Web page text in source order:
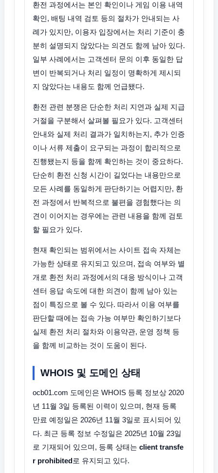
환전 과정에서는 본인 확인이나 게임 이용 내역
확인, 배팅 내역 검토 등의 절차가 안내되는 사
례가 있지만, 이용자 입장에서는 처리 기준이 충
분히 설명되지 않았다는 의견도 함께 남아 있다.
일부 사례에서는 고객센터 문의 이후 동일한 답
변이 반복되거나 처리 일정이 명확하게 제시되
지 않았다는 내용도 함께 언급됐다.
환전 관련 분쟁은 단순한 처리 지연과 실제 지급
거절을 구분해서 살펴볼 필요가 있다. 고객센터
안내와 실제 처리 결과가 일치하는지, 추가 인증
이나 서류 제출이 요구되는 과정이 합리적으로
진행됐는지 등을 함께 확인하는 것이 중요하다.
단순히 환전 신청 시간이 길었다는 내용만으로
모든 사례를 동일하게 판단하기는 어렵지만, 환
전 과정에서 반복적으로 불편을 경험했다는 의
견이 이어지는 경우에는 관련 내용을 함께 검토
할 필요가 있다.
현재 확인되는 범위에서는 사이트 접속 자체는
가능한 상태로 유지되고 있으며, 접속 여부와 별
개로 환전 처리 과정에서의 대응 방식이나 고객
센터 응답 속도에 대한 의견이 함께 남아 있는
점이 특징으로 볼 수 있다. 따라서 이용 여부를
판단할 때에는 접속 가능 여부만 확인하기보다
실제 환전 처리 절차와 이용약관, 운영 정책 등
을 함께 비교하는 것이 도움이 된다.
WHOIS 및 도메인 상태
ocb01.com 도메인은 WHOIS 등록 정보상 2020
년 11월 3일 등록된 이력이 있으며, 현재 등록
만료 예정일은 2026년 11월 3일로 표시되어 있
다. 최근 등록 정보 수정일은 2025년 10월 23일
로 기재되어 있으며, 등록 상태는 client transfe
r prohibited로 유지되고 있다.